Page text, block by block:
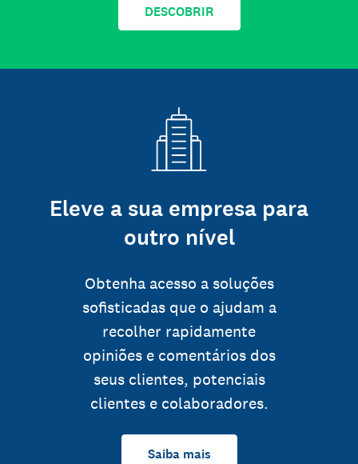
DESCOBRIR
Eleve a sua empresa para
outro nível
Obtenha acesso a soluções
sofisticadas que o ajudam a
recolher rapidamente
opiniões e comentários dos
seus clientes, potenciais
clientes e colaboradores.
Saiba mais